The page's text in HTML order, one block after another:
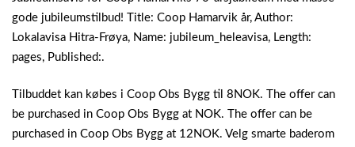
gode jubileumstilbud! Title: Coop Hamarvik år, Author:
Lokalavisa Hitra-Frøya, Name: jubileum_heleavisa, Length:
pages, Published:.
Tilbuddet kan købes i Coop Obs Bygg til 8NOK. The offer can
be purchased in Coop Obs Bygg at NOK. The offer can be
purchased in Coop Obs Bygg at 12NOK. Velg smarte baderom